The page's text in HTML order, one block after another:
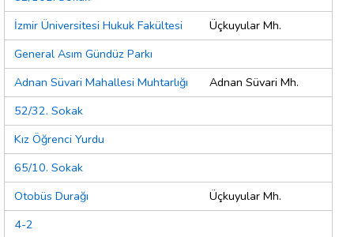
İzmir Üniversitesi Hukuk Fakültesi
Üçkuyular Mh.
General Asım Gündüz Parkı
Adnan Süvari Mahallesi Muhtarlığı
Adnan Süvari Mh.
52/32. Sokak
Kız Öğrenci Yurdu
65/10. Sokak
Otobüs Durağı
Üçkuyular Mh.
4-2